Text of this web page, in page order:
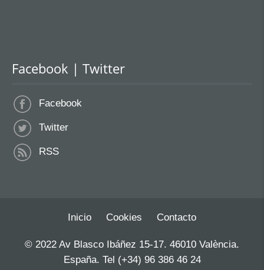
Facebook | Twitter
Facebook
Twitter
RSS
Inicio Cookies Contacto
© 2022 Av Blasco Ibáñez 15-17. 46010 València.
España. Tel (+34) 96 386 46 24